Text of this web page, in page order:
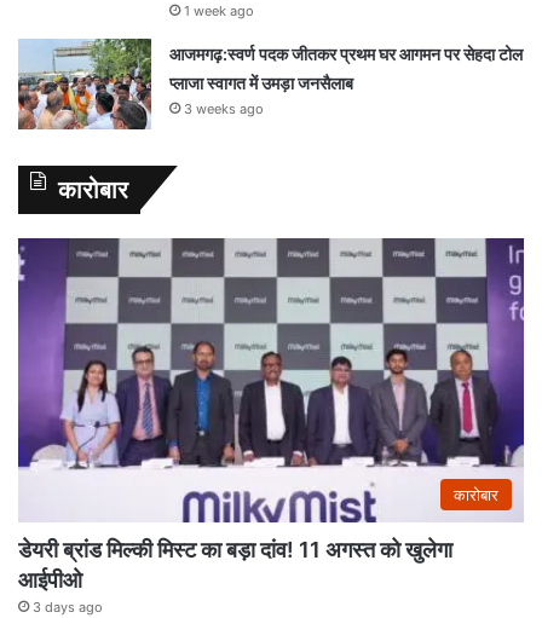
1 week ago
आजमगढ़:स्वर्ण पदक जीतकर प्रथम घर आगमन पर सेहदा टोल
प्लाजा स्वागत में उमड़ा जनसैलाब
3 weeks ago
कारोबार
कारोबार
डेयरी ब्रांड मिल्की मिस्ट का बड़ा दांव! 11 अगस्त को खुलेगा
आईपीओ
3 days ago